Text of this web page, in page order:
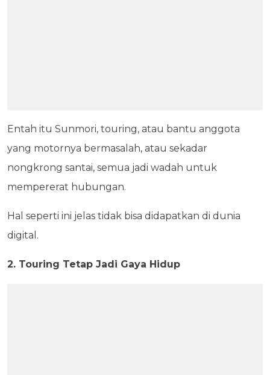
Entah itu Sunmori, touring, atau bantu anggota
yang motornya bermasalah, atau sekadar
nongkrong santai, semua jadi wadah untuk
mempererat hubungan.
Hal seperti ini jelas tidak bisa didapatkan di dunia
digital.
2. Touring Tetap Jadi Gaya Hidup